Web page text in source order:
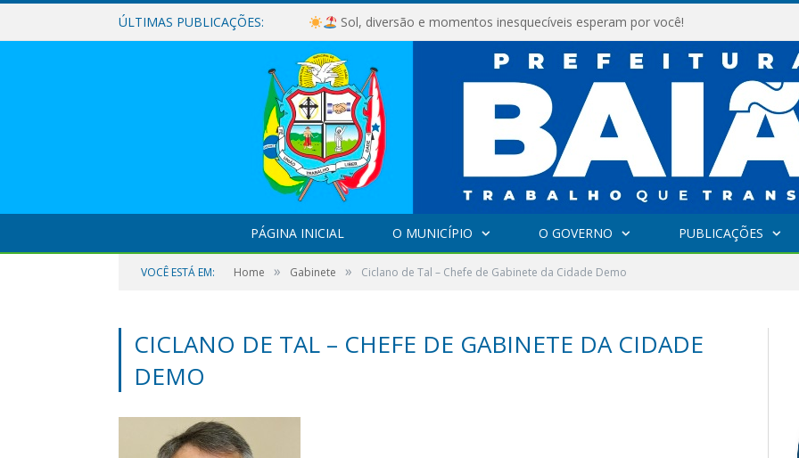
ÚLTIMAS PUBLICAÇÕES: Sol, diversão e momentos inesquecíveis esperam por você!
PÁGINA INICIAL O MUNICÍPIO O GOVERNO PUBLICAÇÕES
VOCÊ ESTÁ EM: Home » Gabinete » Ciclano de Tal – Chefe de Gabinete da Cidade Demo
CICLANO DE TAL – CHEFE DE GABINETE DA CIDADE
DEMO